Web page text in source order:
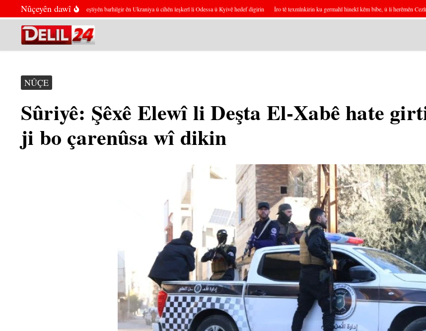
Skip to content
Nûçeyên dawî
Rûsya ragihand ku keştiyên barhilgir ên Ukraniya û cihên leşkerî li Odessa û Kyivê hedef digirin Îro tê texmînkirin ku germahî hinekî kêm bibe, û li herêmên Cezîre û
NÛÇE
Sûriyê: Şêxê Elewî li Deşta El-Xabê hate
ji bo çarenûsa wî dikin